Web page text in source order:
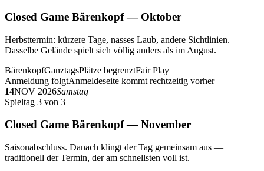
Closed Game Bärenkopf — Oktober
Herbsttermin: kürzere Tage, nasses Laub, andere Sichtlinien.
Dasselbe Gelände spielt sich völlig anders als im August.
BärenkopfGanztagsPlätze begrenztFair Play
Anmeldung folgtAnmeldeseite kommt rechtzeitig vorher
14NOV 2026Samstag
Spieltag 3 von 3
Closed Game Bärenkopf — November
Saisonabschluss. Danach klingt der Tag gemeinsam aus —
traditionell der Termin, der am schnellsten voll ist.